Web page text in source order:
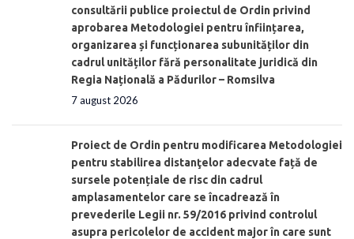
consultării publice proiectul de Ordin privind
aprobarea Metodologiei pentru înființarea,
organizarea și funcționarea subunităților din
cadrul unităților fără personalitate juridică din
Regia Națională a Pădurilor – Romsilva
7 august 2026
Proiect de Ordin pentru modificarea Metodologiei
pentru stabilirea distanţelor adecvate față de
sursele potențiale de risc din cadrul
amplasamentelor care se încadrează în
prevederile Legii nr. 59/2016 privind controlul
asupra pericolelor de accident major în care sunt